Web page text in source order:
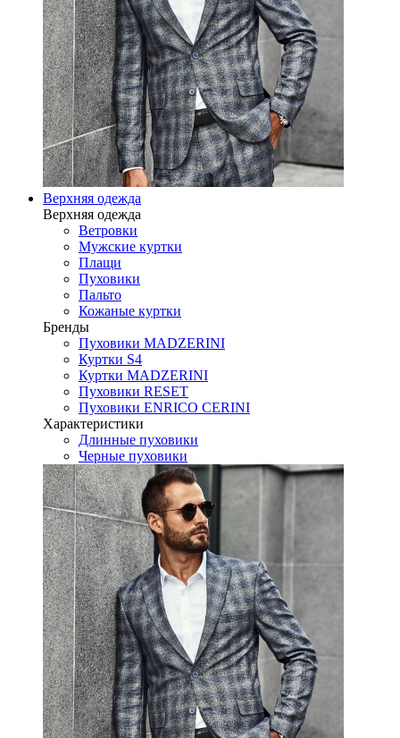
Верхняя одежда
Верхняя одежда
Ветровки
Мужские куртки
Плащи
Пуховики
Пальто
Кожаные куртки
Бренды
Пуховики MADZERINI
Куртки S4
Куртки MADZERINI
Пуховики RESET
Пуховики ENRICO CERINI
Характеристики
Длинные пуховики
Черные пуховики